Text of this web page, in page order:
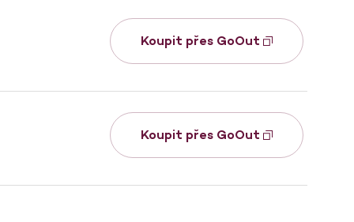
Koupit přes GoOut
Koupit přes GoOut